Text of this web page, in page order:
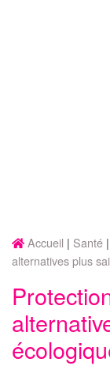
Accueil Santé
alternatives plus